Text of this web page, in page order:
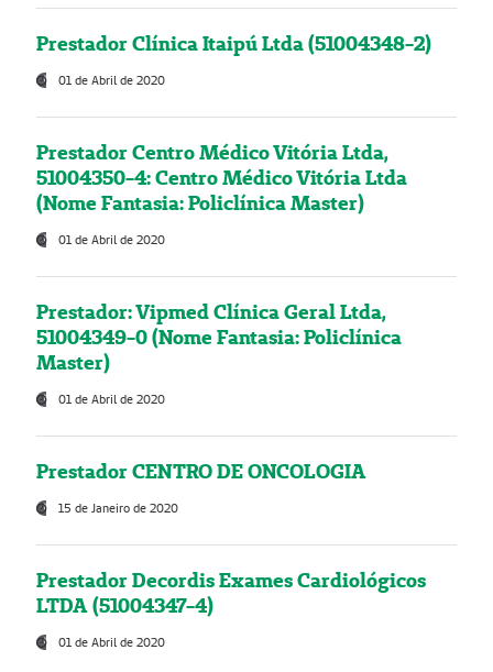
Prestador Clínica Itaipú Ltda (51004348-2)
01 de Abril de 2020
Prestador Centro Médico Vitória Ltda,
51004350-4: Centro Médico Vitória Ltda
(Nome Fantasia: Policlínica Master)
01 de Abril de 2020
Prestador: Vipmed Clínica Geral Ltda,
51004349-0 (Nome Fantasia: Policlínica
Master)
01 de Abril de 2020
Prestador CENTRO DE ONCOLOGIA
15 de Janeiro de 2020
Prestador Decordis Exames Cardiológicos
LTDA (51004347-4)
01 de Abril de 2020